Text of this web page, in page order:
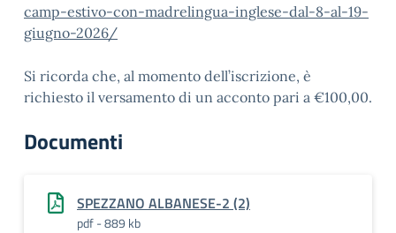
camp-estivo-con-madrelingua-inglese-dal-8-al-19-
giugno-2026/
Si ricorda che, al momento dell’iscrizione, è
richiesto il versamento di un acconto pari a €100,00.
Documenti
SPEZZANO ALBANESE-2 (2)
pdf - 889 kb